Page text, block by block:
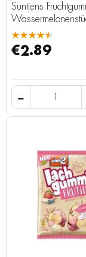
Suntjens
★★★★★
€2.89